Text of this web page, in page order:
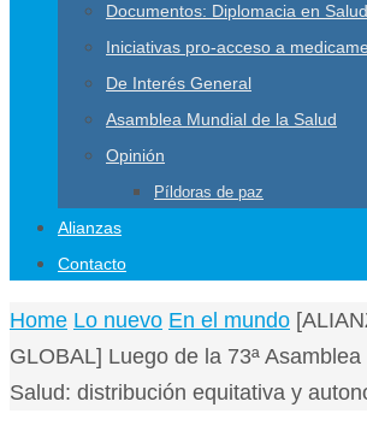
Documentos: Diplomacia en Salud
Iniciativas pro-acceso a
De Interés General
Asamblea Mundial de la Salud
Opinión
Píldoras de paz
Alianzas
Contacto
Home Lo nuevo En el mundo
GLOBAL] Luego de la 73ª
Salud: distribución equitativa y